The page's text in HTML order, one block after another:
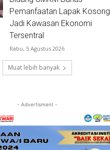
Pemanfaatan Lapak Kosong
Jadi Kawasan Ekonomi
Tersentral
Rabu, 5 Agustus 2026
Muat lebih banyak
- Advertisment -